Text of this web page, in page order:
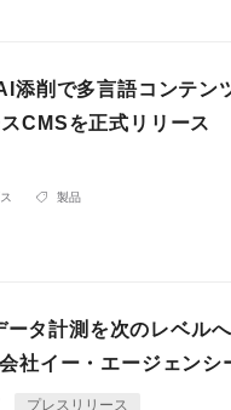
添削で多言語コンテン
CMSを正式リリース
製品
タ計測を次のレベル
社イー・エージェンシ
プレスリリース